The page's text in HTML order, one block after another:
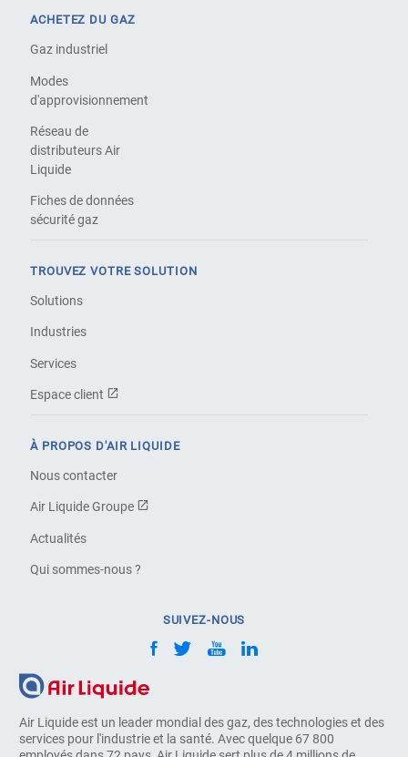
Air Liquide est un leader mondial des gaz, des technologies et des
services pour l'industrie et la santé. Avec quelque 67 800
ACHETEZ DU GAZ
Gaz industriel
Modes
d'approvisionnement
Réseau de
distributeurs Air
Liquide
Fiches de données
sécurité gaz
TROUVEZ VOTRE SOLUTION
Solutions
Industries
Services
Espace client
À PROPOS D'AIR LIQUIDE
Nous contacter
Air Liquide Groupe
Actualités
Qui sommes-nous ?
SUIVEZ-NOUS